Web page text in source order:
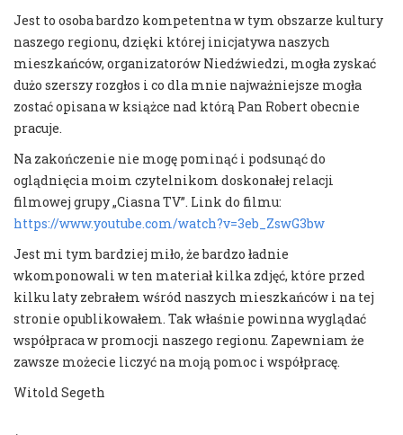
Jest to osoba bardzo kompetentna w tym obszarze kultury
naszego regionu, dzięki której inicjatywa naszych
mieszkańców, organizatorów Niedźwiedzi, mogła zyskać
dużo szerszy rozgłos i co dla mnie najważniejsze mogła
zostać opisana w książce nad którą Pan Robert obecnie
pracuje.
Na zakończenie nie mogę pominąć i podsunąć do
oglądnięcia moim czytelnikom doskonałej relacji
filmowej grupy „Ciasna TV”. Link do filmu:
https://www.youtube.com/watch?v=3eb_ZswG3bw
Jest mi tym bardziej miło, że bardzo ładnie
wkomponowali w ten materiał kilka zdjęć, które przed
kilku laty zebrałem wśród naszych mieszkańców i na tej
stronie opublikowałem. Tak właśnie powinna wyglądać
współpraca w promocji naszego regionu. Zapewniam że
zawsze możecie liczyć na moją pomoc i współpracę.
Witold Segeth